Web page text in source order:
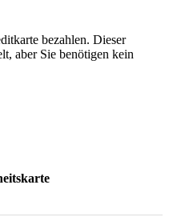
bezahlen. Dieser
aber Sie benötigen kein